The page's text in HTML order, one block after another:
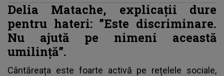
Delia Matache, explicații dure
pentru hateri: ”Este discriminare.
Nu ajută pe nimeni această
umilință”.
Cântăreața este foarte activă pe rețelele sociale,